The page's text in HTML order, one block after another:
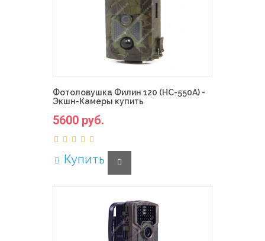
Фотоловушка Филин 120 (HC-550A) -
Экшн-Камеры купить
5600 руб.
Купить